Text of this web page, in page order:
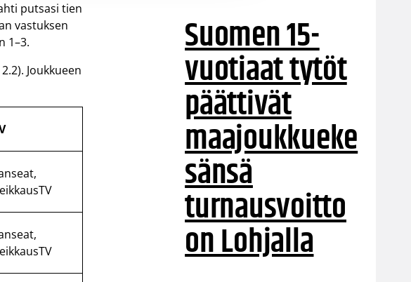
putsasi tien
vastuksen
1–3.
Joukkueen
Suomen 15-
vuotiaat tytöt
päättivät
maajoukkueke
sänsä
turnausvoitto
on Lohjalla